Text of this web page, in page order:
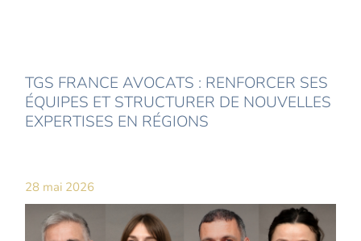
TGS FRANCE AVOCATS : RENFORCER SES
ÉQUIPES ET STRUCTURER DE NOUVELLES
EXPERTISES EN RÉGIONS
28 mai 2026